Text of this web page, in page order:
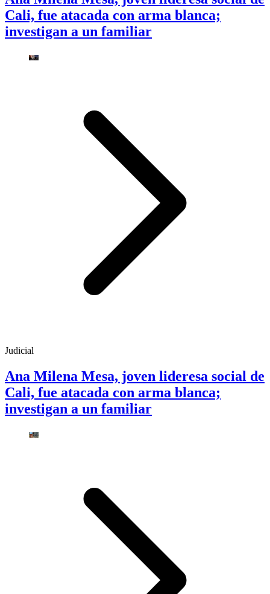
Cali, fue atacada con arma blanca;
investigan a un familiar
Judicial
Ana Milena Mesa, joven lideresa social de
Cali, fue atacada con arma blanca;
investigan a un familiar